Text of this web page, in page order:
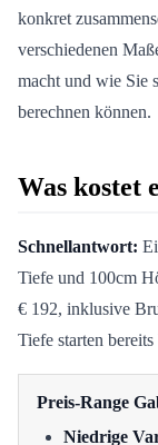
konkret
verschiedenen
macht und wie Sie
berechnen können.
Was kostet
Schnellantwort:
Tiefe und 100cm
€ 192, inklusive
Tiefe starten
Preis-Range
Niedrige